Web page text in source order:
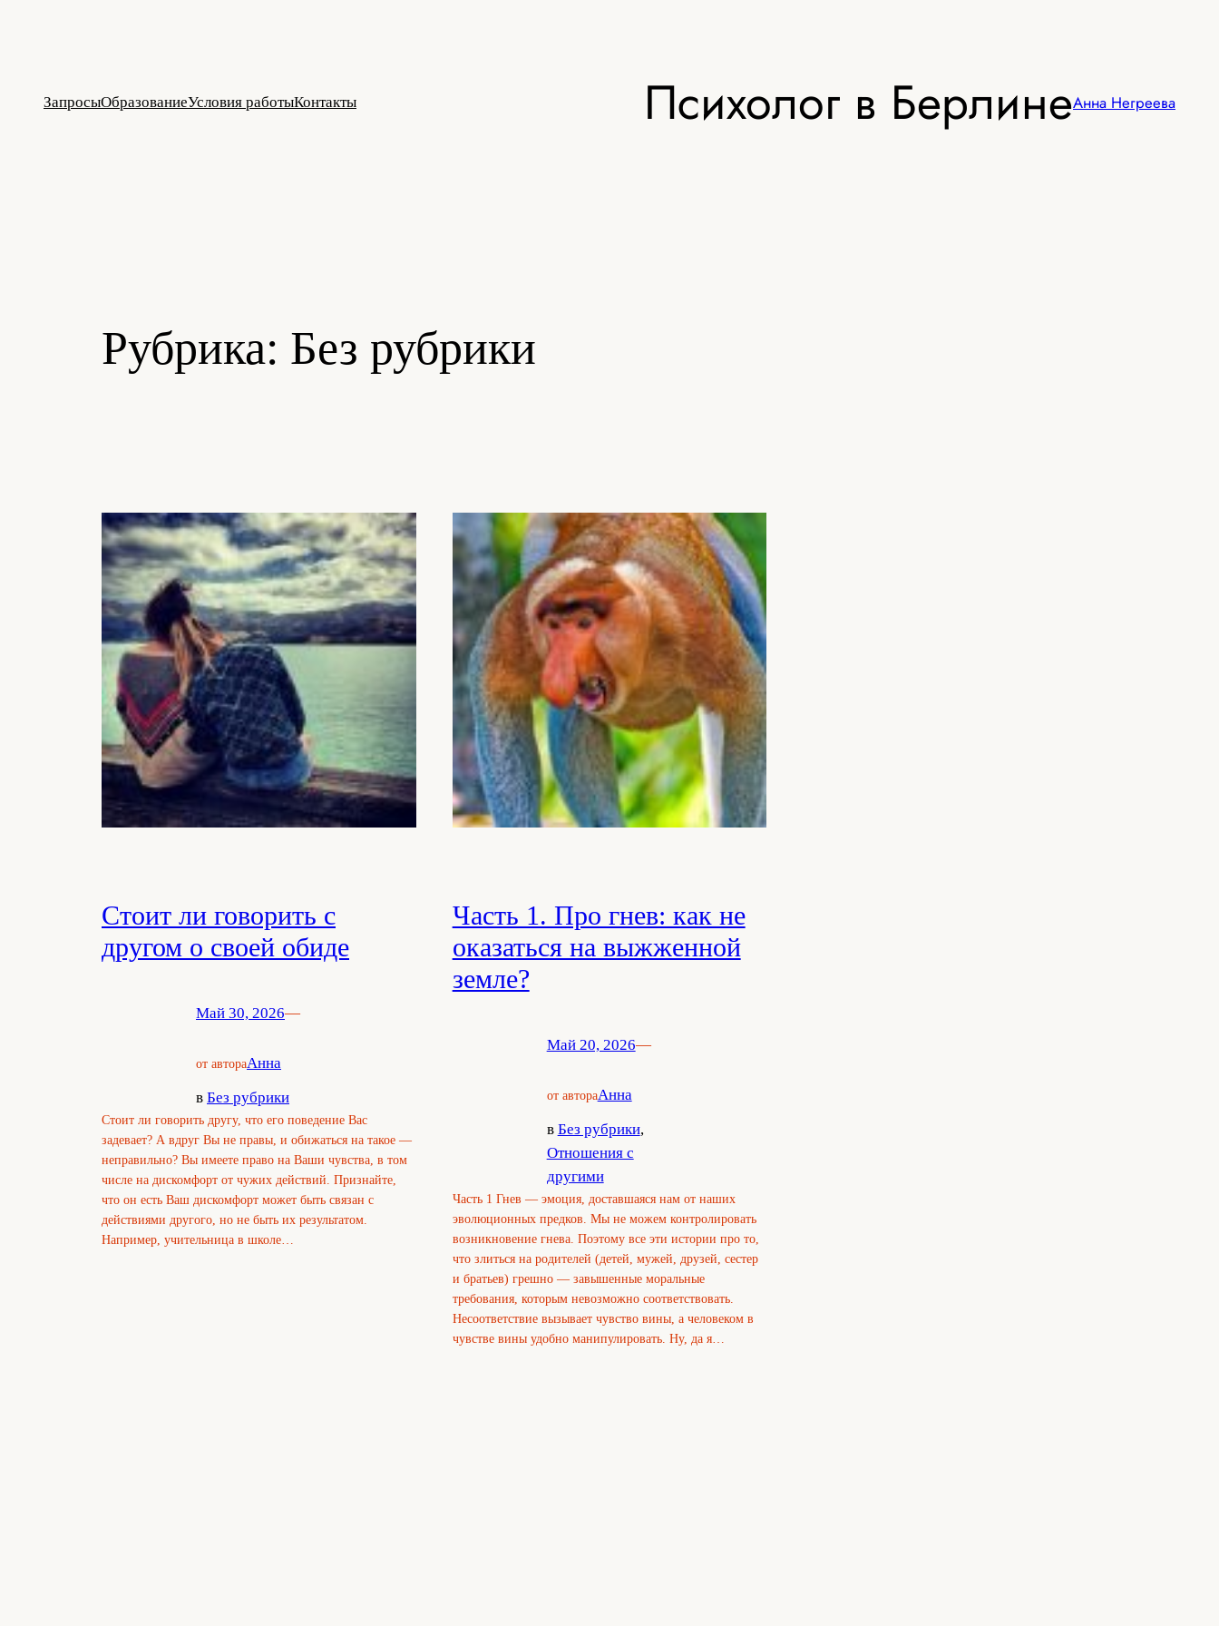
ЗапросыОбразованиеУсловия работыКонтакты Психолог в БерлинеАнна Негреева
Рубрика: Без рубрики
Стоит ли говорить с
другом о своей обиде
Май 30, 2026—
от автораАнна
в Без рубрики
Стоит ли говорить другу, что его поведение Вас
задевает? А вдруг Вы не правы, и обижаться на такое —
неправильно? Вы имеете право на Ваши чувства, в том
числе на дискомфорт от чужих действий. Признайте,
что он есть Ваш дискомфорт может быть связан с
действиями другого, но не быть их результатом.
Например, учительница в школе…
Часть 1. Про гнев: как не
оказаться на выжженной
земле?
Май 20, 2026—
от автораАнна
в Без рубрики ,
Отношения с
другими
Часть 1 Гнев — эмоция, доставшаяся нам от наших
эволюционных предков. Мы не можем контролировать
возникновение гнева. Поэтому все эти истории про то,
что злиться на родителей (детей, мужей, друзей, сестер
и братьев) грешно — завышенные моральные
требования, которым невозможно соответствовать.
Несоответствие вызывает чувство вины, а человеком в
чувстве вины удобно манипулировать. Ну, да я…